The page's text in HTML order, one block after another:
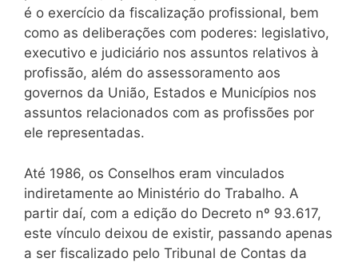
é o exercício da fiscalização profissional, bem
como as deliberações com poderes: legislativo,
executivo e judiciário nos assuntos relativos à
profissão, além do assessoramento aos
governos da União, Estados e Municípios nos
assuntos relacionados com as profissões por
ele representadas.
Até 1986, os Conselhos eram vinculados
indiretamente ao Ministério do Trabalho. A
partir daí, com a edição do Decreto nº 93.617,
este vínculo deixou de existir, passando apenas
a ser fiscalizado pelo Tribunal de Contas da